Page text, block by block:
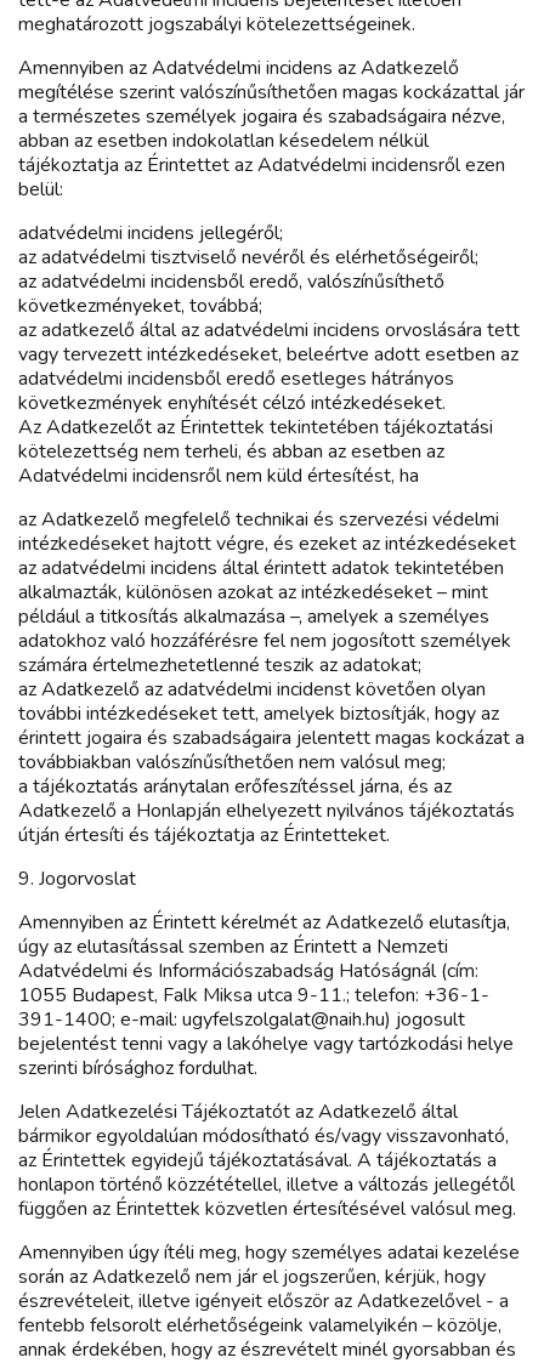
meghatározott jogszabályi kötelezettségeinek.
Amennyiben az Adatvédelmi incidens az Adatkezelő
megítélése szerint valószínűsíthetően magas kockázattal jár
a természetes személyek jogaira és szabadságaira nézve,
abban az esetben indokolatlan késedelem nélkül
tájékoztatja az Érintettet az Adatvédelmi incidensről ezen
belül:
adatvédelmi incidens jellegéről;
az adatvédelmi tisztviselő nevéről és elérhetőségeiről;
az adatvédelmi incidensből eredő, valószínűsíthető
következményeket, továbbá;
az adatkezelő által az adatvédelmi incidens orvoslására tett
vagy tervezett intézkedéseket, beleértve adott esetben az
adatvédelmi incidensből eredő esetleges hátrányos
következmények enyhítését célzó intézkedéseket.
Az Adatkezelőt az Érintettek tekintetében tájékoztatási
kötelezettség nem terheli, és abban az esetben az
Adatvédelmi incidensről nem küld értesítést, ha
az Adatkezelő megfelelő technikai és szervezési védelmi
intézkedéseket hajtott végre, és ezeket az intézkedéseket
az adatvédelmi incidens által érintett adatok tekintetében
alkalmazták, különösen azokat az intézkedéseket – mint
például a titkosítás alkalmazása –, amelyek a személyes
adatokhoz való hozzáférésre fel nem jogosított személyek
számára értelmezhetetlenné teszik az adatokat;
az Adatkezelő az adatvédelmi incidenst követően olyan
további intézkedéseket tett, amelyek biztosítják, hogy az
érintett jogaira és szabadságaira jelentett magas kockázat a
továbbiakban valószínűsíthetően nem valósul meg;
a tájékoztatás aránytalan erőfeszítéssel járna, és az
Adatkezelő a Honlapján elhelyezett nyilvános tájékoztatás
útján értesíti és tájékoztatja az Érintetteket.
9. Jogorvoslat
Amennyiben az Érintett kérelmét az Adatkezelő elutasítja,
úgy az elutasítással szemben az Érintett a Nemzeti
Adatvédelmi és Információszabadság Hatóságnál (cím:
1055 Budapest, Falk Miksa utca 9-11.; telefon: +36-1-
391-1400; e-mail: ugyfelszolgalat@naih.hu) jogosult
bejelentést tenni vagy a lakóhelye vagy tartózkodási helye
szerinti bírósághoz fordulhat.
Jelen Adatkezelési Tájékoztatót az Adatkezelő által
bármikor egyoldalúan módosítható és/vagy visszavonható,
az Érintettek egyidejű tájékoztatásával. A tájékoztatás a
honlapon történő közzététellel, illetve a változás jellegétől
függően az Érintettek közvetlen értesítésével valósul meg.
Amennyiben úgy ítéli meg, hogy személyes adatai kezelése
során az Adatkezelő nem jár el jogszerűen, kérjük, hogy
észrevételeit, illetve igényeit először az Adatkezelővel - a
fentebb felsorolt elérhetőségeink valamelyikén – közölje,
annak érdekében, hogy az észrevételt minél gyorsabban és